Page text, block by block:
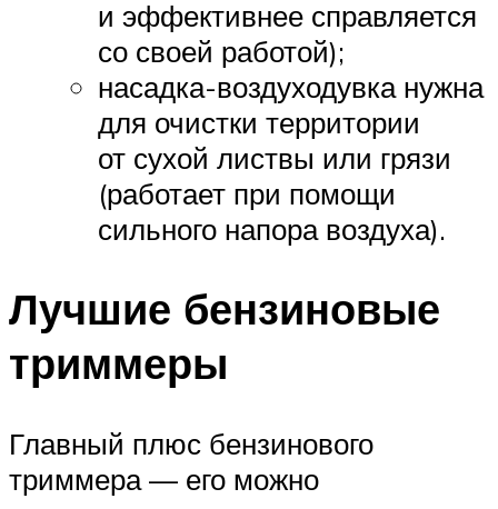
и эффективнее справляется
со своей работой);
насадка-воздуходувка нужна
для очистки территории
от сухой листвы или грязи
(работает при помощи
сильного напора воздуха).
Лучшие бензиновые
триммеры
Главный плюс бензинового
триммера — его можно